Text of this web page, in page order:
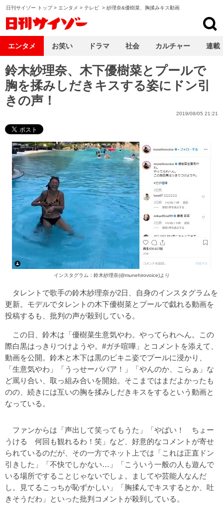
日刊サイゾー トップ> エンタメ > テレビ > 紗理奈&優樹菜、胸揉みキス動画
鈴木紗理奈、木下優樹菜とプールで
胸を揉みしだきキスする姿にドン引
きの声！
2019/08/05 21:21
インスタグラム：鈴木紗理奈(@munehirovoice)より
タレントで歌手の鈴木紗理奈が2日、自身のインスタグラムを
更新。モデルでタレントの木下優樹菜とプールで戯れる動画を
投稿するも、批判の声が殺到している。
この日、鈴木は「優樹菜生意気やわ。やってられへん。この
際白黒はっきりつけようや。#ガチ喧嘩」とコメントを添えて、
動画を公開。鈴木と木下は黒のビキニ姿でプールに浸かり、
「生意気やわ」「うっせーババア！」「やんのか、こらぁ」な
ど罵り合い、取っ組み合いを開始。そこまではまだよかったも
のの、続きには互いの胸を揉みしだきキスをするという動画と
なっている。
ファンからは「声出して笑ってもうた」「やばい！ ちょー
うける 何回も観れるわ！笑」など、好意的なコメントが寄せ
られているのだが、その一方でネット上では「これは正直ドン
引きした」「不快でしかない…」「こういう一般の人も遊んで
いる場所ですることじゃないでしょ。ましてや芸能人なんだ
し。見てるこっちが恥ずかしい」「胸揉んでキスするとか、吐
きそうだわ」といった批判コメントが殺到している。
エンタメ お笑い ドラマ 社会 カルチャー 連載